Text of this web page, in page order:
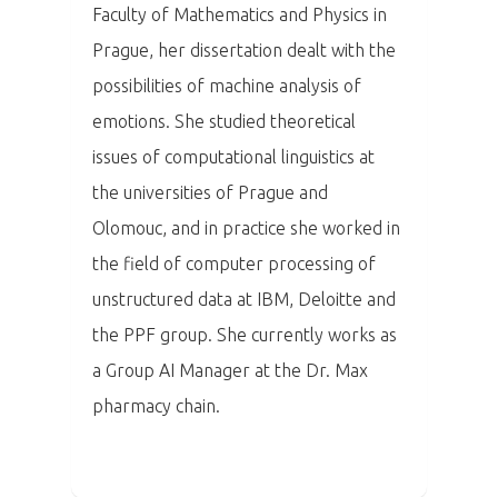
Faculty of Mathematics and Physics in
Prague, her dissertation dealt with the
possibilities of machine analysis of
emotions. She studied theoretical
issues of computational linguistics at
the universities of Prague and
Olomouc, and in practice she worked in
the field of computer processing of
unstructured data at IBM, Deloitte and
the PPF group. She currently works as
a Group AI Manager at the Dr. Max
pharmacy chain.
PŘIHLÁŠENÍ
Home
Program